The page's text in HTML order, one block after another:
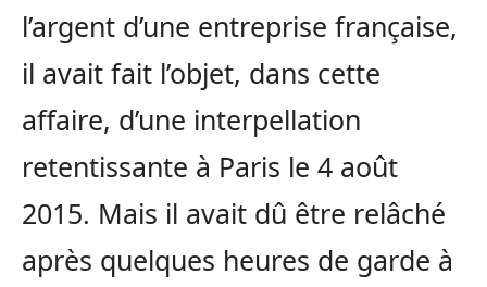
l’argent d’une entreprise française,
il avait fait l’objet, dans cette
affaire, d’une interpellation
retentissante à Paris le 4 août
2015. Mais il avait dû être relâché
après quelques heures de garde à